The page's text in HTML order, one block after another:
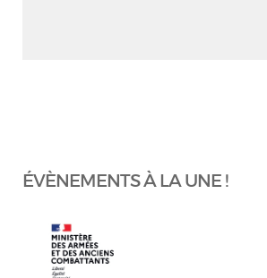
ÉVÈNEMENTS À LA UNE !